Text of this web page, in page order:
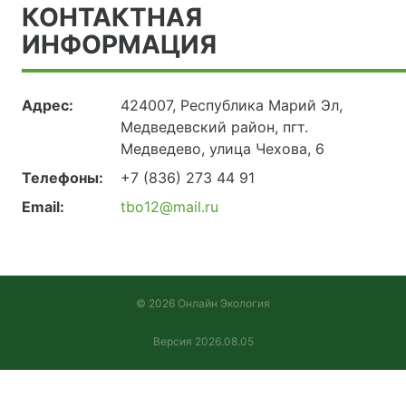
КОНТАКТНАЯ
ИНФОРМАЦИЯ
Адрес:
424007, Республика Марий Эл,
Медведевский район, пгт.
Медведево, улица Чехова, 6
Телефоны:
+7 (836) 273 44 91
Email:
tbo12@mail.ru
© 2026 Онлайн Экология
Версия 2026.08.05